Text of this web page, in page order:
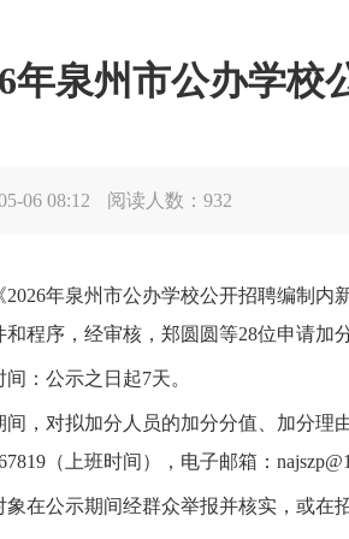
年泉州市公办学校
06 08:12 阅读人数： 932
年泉州市公办学校公开招聘编制内新
和程序，经审核，郑圆圆等28位申请加
公示之日起7天。
对拟加分人员的加分分值、加分理由
（上班时间），电子邮箱：
公示期间经群众举报并核实，或在招